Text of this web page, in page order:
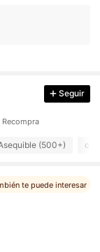
Seguir
Recompra
(500+)
te puede interesar